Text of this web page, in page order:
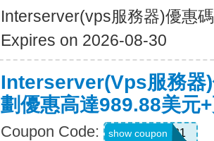
Interserver(vps服務器)優惠
Expires on 2026-08-30
Interserver(vps服務器
劃優惠高達989.88美元
Coupon Code: SUPER2021
show coupon